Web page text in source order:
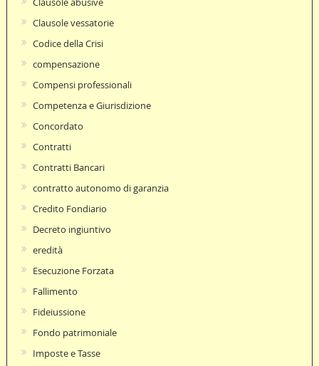
Clausole vessatorie
Codice della Crisi
compensazione
Compensi professionali
Competenza e Giurisdizione
Concordato
Contratti
Contratti Bancari
contratto autonomo di garanzia
Credito Fondiario
Decreto ingiuntivo
eredità
Esecuzione Forzata
Fallimento
Fideiussione
Fondo patrimoniale
Imposte e Tasse